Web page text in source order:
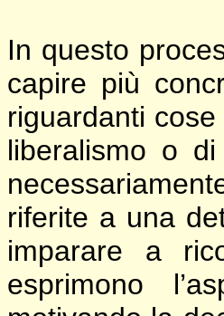
In questo
capire più
riguardanti
liberalismo o
riferite a una
imparare a
esprimono